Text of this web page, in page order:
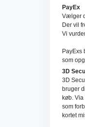
PayEx
Vælger
Der vil
Vi
PayExs
som
3D
3D
bruger
køb.
som
kortet